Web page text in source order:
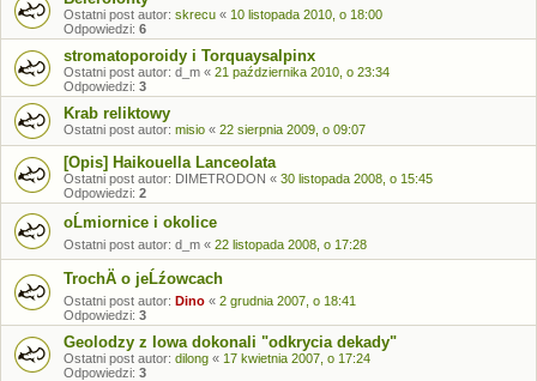
Ostatni post autor: skrecu « 10 listopada 2010, o 18:00
Odpowiedzi: 6
stromatoporoidy i Torquaysalpinx
Ostatni post autor: d_m « 21 października 2010, o 23:34
Odpowiedzi: 3
Krab reliktowy
Ostatni post autor: misio « 22 sierpnia 2009, o 09:07
[Opis] Haikouella Lanceolata
Ostatni post autor: DIMETRODON « 30 listopada 2008, o 15:45
Odpowiedzi: 2
oĹmiornice i okolice
Ostatni post autor: d_m « 22 listopada 2008, o 17:28
TrochÄ o jeĹźowcach
Ostatni post autor: Dino « 2 grudnia 2007, o 18:41
Odpowiedzi: 3
Geolodzy z Iowa dokonali "odkrycia dekady"
Ostatni post autor: dilong « 17 kwietnia 2007, o 17:24
Odpowiedzi: 3